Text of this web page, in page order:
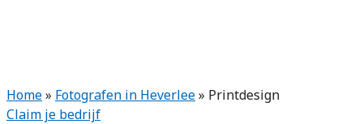
Home» Fotografen in Heverlee» Printdesign
Claim je bedrijf